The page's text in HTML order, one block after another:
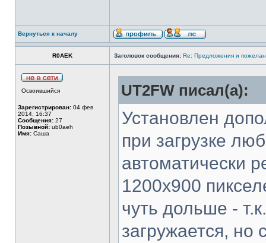
Вернуться к началу
R0AEK Заголовок сообщения: Re: Предложения и
Освоившийся
Зарегистрирован: 04 фев
2014, 16:37
Сообщения: 27
Позывной: ub0aeh
Имя: Саша
UT2FW писал(а):
Установлен
при загрузке
автоматически
1200х900
чуть дольше -
загружается, но